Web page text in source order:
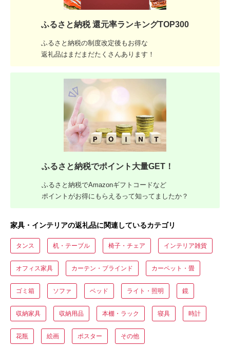
ふるさと納税 還元率ランキングTOP300
ふるさと納税の制度改定後もお得な
返礼品はまだまだたくさんあります！
ふるさと納税でポイント大量GET！
ふるさと納税でAmazonギフトコードなど
ポイントがお得にもらえるって知ってましたか？
家具・インテリアの返礼品に関連しているカテゴリ
タンス 机・テーブル 椅子・チェア インテリア雑貨
オフィス家具 カーテン・ブラインド カーペット・畳
ゴミ箱 ソファ ベッド ライト・照明 鏡
収納家具 収納用品 本棚・ラック 寝具 時計
花瓶 絵画 ポスター その他